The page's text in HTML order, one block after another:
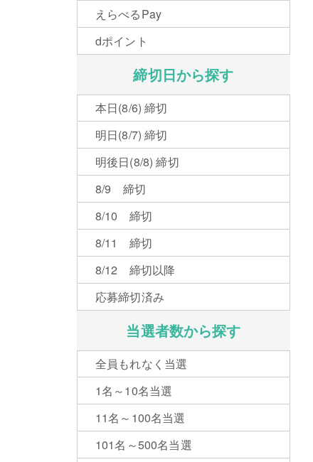
えらべるPay
dポイント
締切日から探す
本日(8/6) 締切
明日(8/7) 締切
明後日(8/8) 締切
8/9 締切
8/10 締切
8/11 締切
8/12 締切以降
応募締切済み
当選者数から探す
全員もれなく当選
1名～10名当選
11名～100名当選
101名～500名当選